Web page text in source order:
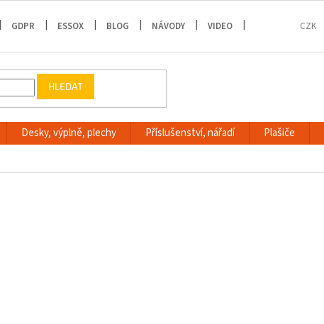
GDPR ESSOX BLOG NÁVODY VIDEO CZK
HLEDAT
Desky, výplně, plechy Příslušenství, nářadí Plašiče